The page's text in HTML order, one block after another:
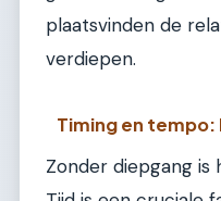
plaatsvinden de
verdiepen.
Timing en
Zonder diepgang is